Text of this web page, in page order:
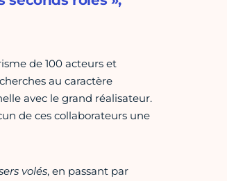
de 100 acteurs et
au caractère
avec le grand réalisateur.
de ces collaborateurs une
volés, en passant par